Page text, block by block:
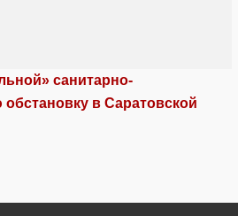
санитарно-
в Саратовской